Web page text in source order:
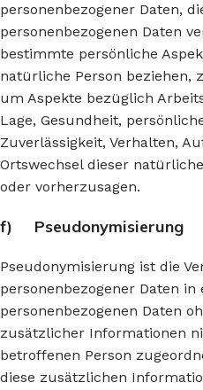
personenbezogener Daten,
personenbezogenen Daten
bestimmte persönliche
natürliche Person beziehen,
um Aspekte bezüglich
Lage, Gesundheit,
Zuverlässigkeit, Verhalten,
Ortswechsel dieser
oder vorherzusagen.
f) Pseudonymisierung
Pseudonymisierung ist die
personenbezogener Daten
personenbezogenen Daten
zusätzlicher Informationen
betroffenen Person
diese zusätzlichen